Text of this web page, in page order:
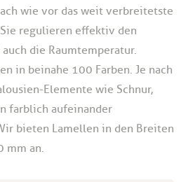
wie vor das weit verbreitetste
regulieren effektiv den
die Raumtemperatur.
in beinahe 100 Farben. Je nach
Elemente wie Schnur,
farblich aufeinander
bieten Lamellen in den Breiten
mm an.